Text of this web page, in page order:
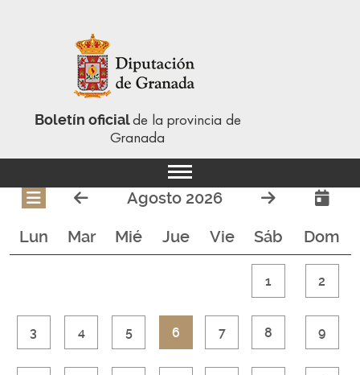
Boletín oficialde la provincia de
Granada
Agosto 2026
Lun
Mar Mié Jue Vie Sáb Dom
1 2
3 4 5 6 7 8 9